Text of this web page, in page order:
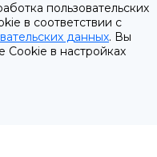
ваше здание
пользовательских
в соответствии с
данных. Вы
Cookie в настройках